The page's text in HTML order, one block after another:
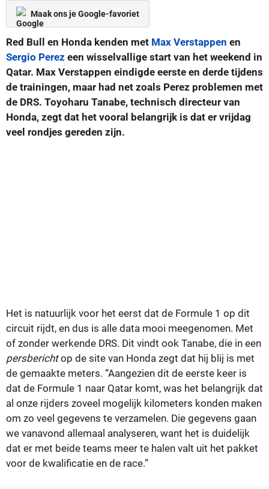
Maak ons je Google-favoriet
Red Bull en Honda kenden met Max Verstappen en
Sergio Perez een wisselvallige start van het weekend in
Qatar. Max Verstappen eindigde eerste en derde tijdens
de trainingen, maar had net zoals Perez problemen met
de DRS. Toyoharu Tanabe, technisch directeur van
Honda, zegt dat het vooral belangrijk is dat er vrijdag
veel rondjes gereden zijn.
Het is natuurlijk voor het eerst dat de Formule 1 op dit
circuit rijdt, en dus is alle data mooi meegenomen. Met
of zonder werkende DRS. Dit vindt ook Tanabe, die in een
persberichtop de site van Honda zegt dat hij blij is met
de gemaakte meters. “Aangezien dit de eerste keer is
dat de Formule 1 naar Qatar komt, was het belangrijk dat
al onze rijders zoveel mogelijk kilometers konden maken
om zo veel gegevens te verzamelen. Die gegevens gaan
we vanavond allemaal analyseren, want het is duidelijk
dat er met beide teams meer te halen valt uit het pakket
voor de kwalificatie en de race.”